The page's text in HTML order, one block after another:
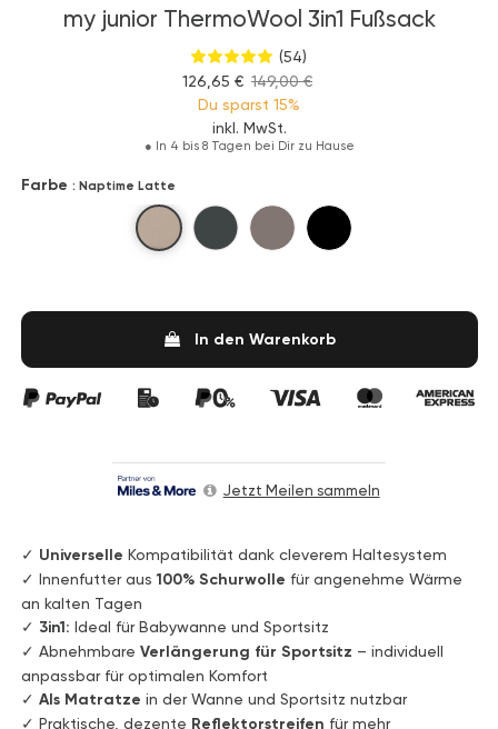
my junior ThermoWool 3in1 Fußsack
(54)
126,65 € 149,00 €
Du sparst 15%
inkl. MwSt.
● In 4 bis 8 Tagen bei Dir zu Hause
Farbe : Naptime Latte
Naptime LatteForest HavenHazel HarmonyCozy Nightfall
In den Warenkorb
Jetzt Meilen sammeln
✓ Universelle Kompatibilität dank cleverem Haltesystem
✓ Innenfutter aus100% Schurwolle für angenehme Wärme
an kalten Tagen
✓ 3in1: Ideal für Babywanne und Sportsitz
✓ Abnehmbare Verlängerung für Sportsitz – individuell
anpassbar für optimalen Komfort
✓ Als Matratze in der Wanne und Sportsitz nutzbar
✓ Praktische, dezente Reflektorstreifen für mehr